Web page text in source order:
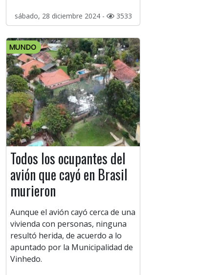
sábado, 28 diciembre 2024 - 3533
MUNDO
Todos los ocupantes del
avión que cayó en Brasil
murieron
Aunque el avión cayó cerca de una
vivienda con personas, ninguna
resultó herida, de acuerdo a lo
apuntado por la Municipalidad de
Vinhedo.